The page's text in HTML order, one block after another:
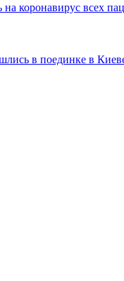
на коронавирус всех
в поединке в